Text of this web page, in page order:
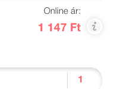
Online ár:
1 147 Ft